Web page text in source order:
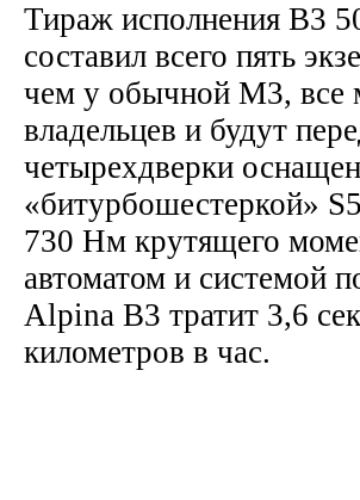
Тираж исполнения B3
составил всего пять
чем у обычной M3,
владельцев и будут
четырехдверки
«битурбошестеркой»
730 Нм крутящего
автоматом и системой
Alpina B3 тратит 3,6
километров в час.